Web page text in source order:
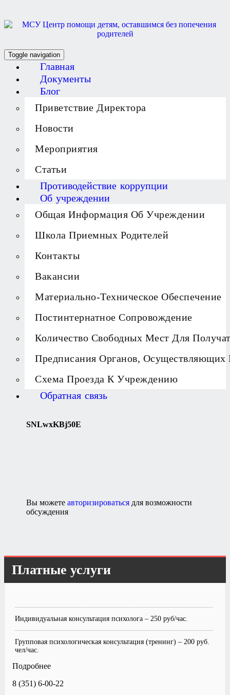
Toggle navigation
Главная
Документы
Блог
Приветствие Директора
Новости
Мероприятия
Статьи
Противодействие коррупции
Об учреждении
Общая Информация Об Учреждении
Школа Приемных Родителей
Контакты
Вакансии
Материально-Техническое Обеспечение
Постинтернатное Сопровождение
Количество Свободных Мест Для
Предписания Органов, Осуществляющих
Схема Проезда К Учреждению
Обратная связь
SNLwxKBj50E
Вы можетеавторизироваться для возможности
обсуждения
Платные услуги
Индивидуальная консультация психолога – 250 руб/час.
Групповая психологическая консультация (тренинг) – 200 руб.
чел/час.
Подробнее
8 (351) 6-00-22